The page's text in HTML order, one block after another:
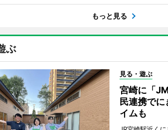
もっと見る
ぶ
見る・遊ぶ
宮崎に「
民連携で
イムも